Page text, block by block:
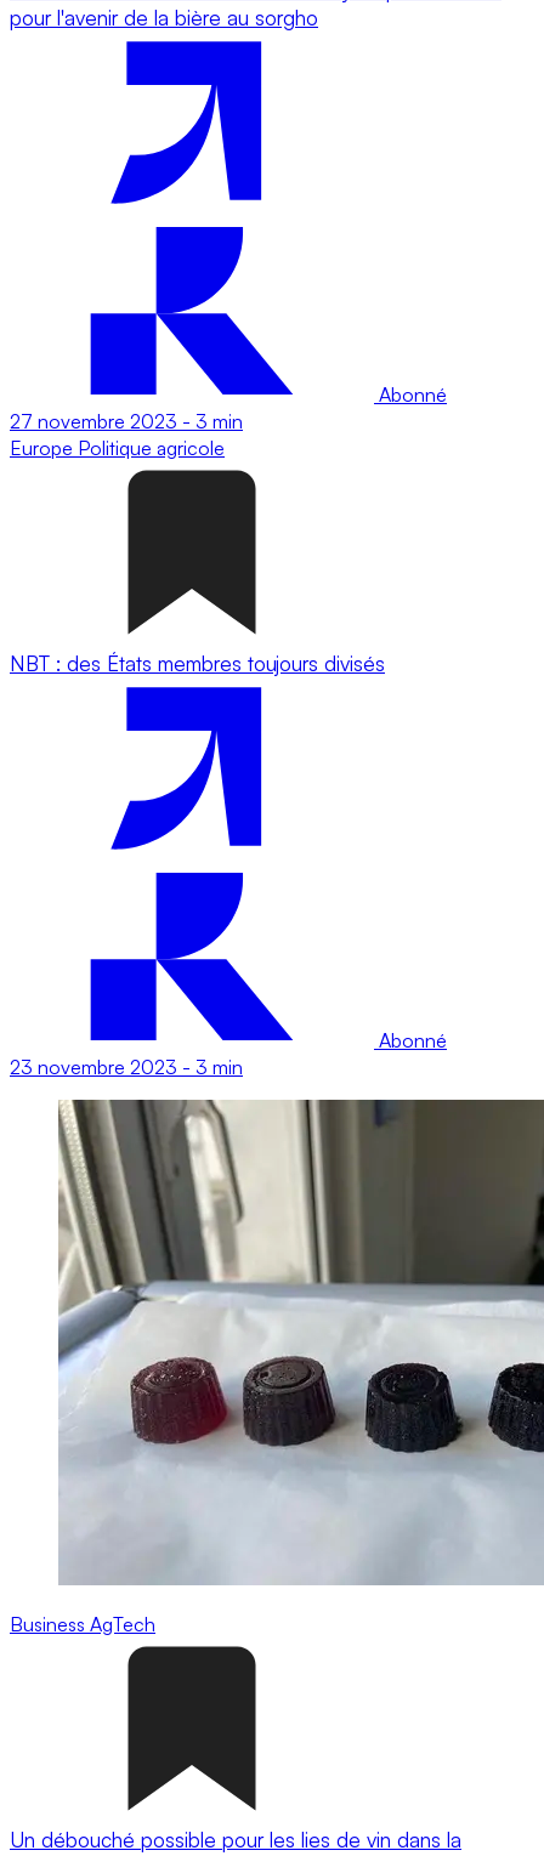
pour l'avenir de la bière au sorgho
Abonné
27 novembre 2023 - 3 min
Europe Politique agricole
NBT : des États membres toujours divisés
Abonné
23 novembre 2023 - 3 min
Business AgTech
Un débouché possible pour les lies de vin dans la